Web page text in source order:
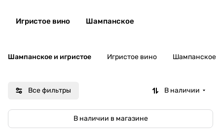
Игристое вино Шампанское
Шампанское и игристое Игристое вино Шампанское
Все фильтры В наличии
В наличии в магазине